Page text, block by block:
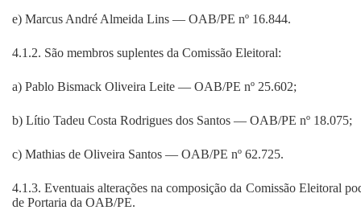
e) Marcus André Almeida Lins — OAB/PE nº 16.844.
4.1.2. São membros suplentes da Comissão Eleitoral:
a) Pablo Bismack Oliveira Leite — OAB/PE nº 25.602;
b) Lítio Tadeu Costa Rodrigues dos Santos — OAB/PE nº 18.075;
c) Mathias de Oliveira Santos — OAB/PE nº 62.725.
4.1.3. Eventuais alterações na composição da Comissão Eleitoral
de Portaria da OAB/PE.